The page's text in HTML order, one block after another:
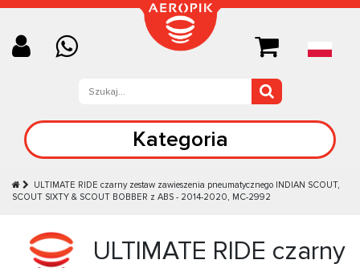
Kategoria
ULTIMATE RIDE czarny zestaw zawieszenia pneumatycznego INDIAN SCOUT,
SCOUT SIXTY & SCOUT BOBBER z ABS - 2014-2020, MC-2992
ULTIMATE RIDE czarny